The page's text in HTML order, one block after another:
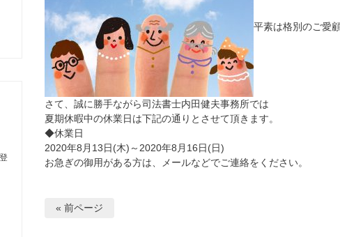
平素は格別のご愛
さて、誠に勝手ながら司法書士内田健夫事務所では
夏期休暇中の休業日は下記の通りとさせて頂きます。
◆休業日
2020年8月13日(木)～2020年8月16日(日)
お急ぎの御用がある方は、メールなどでご連絡をください。
« 前ページ